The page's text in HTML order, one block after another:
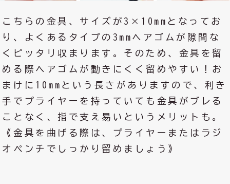
こちらの金具、サイズが3×10mmとなってお
り、よくあるタイプの3mmヘアゴムが隙間な
くピッタリ収まります。そのため、金具を留
める際ヘアゴムが動きにくく留めやすい！お
まけに10mmという長さがありますので、利き
手でプライヤーを持っていても金具がブレる
ことなく、指で支え易いというメリットも。
《金具を曲げる際は、プライヤーまたはラジ
オペンチでしっかり留めましょう》